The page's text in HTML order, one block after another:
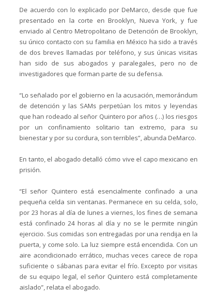
De acuerdo con lo explicado por DeMarco, desde que fue
presentado en la corte en Brooklyn, Nueva York, y fue
enviado al Centro Metropolitano de Detención de Brooklyn,
su único contacto con su familia en México ha sido a través
de dos breves llamadas por teléfono, y sus únicas visitas
han sido de sus abogados y paralegales, pero no de
investigadores que forman parte de su defensa.
“Lo señalado por el gobierno en la acusación, memorándum
de detención y las SAMs perpetúan los mitos y leyendas
que han rodeado al señor Quintero por años (…) los riesgos
por un confinamiento solitario tan extremo, para su
bienestar y por su cordura, son terribles”, abunda DeMarco.
En tanto, el abogado detalló cómo vive el capo mexicano en
prisión.
“El señor Quintero está esencialmente confinado a una
pequeña celda sin ventanas. Permanece en su celda, solo,
por 23 horas al día de lunes a viernes, los fines de semana
está confinado 24 horas al día y no se le permite ningún
ejercicio. Sus comidas son entregadas por una rendija en la
puerta, y come solo. La luz siempre está encendida. Con un
aire acondicionado errático, muchas veces carece de ropa
suficiente o sábanas para evitar el frío. Excepto por visitas
de su equipo legal, el señor Quintero está completamente
aislado”, relata el abogado.